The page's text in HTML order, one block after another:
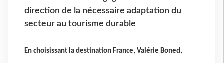
direction de la nécessaire adaptation du
secteur au tourisme durable
En choisissant la destination France, Valérie Boned,